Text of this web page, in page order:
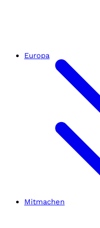
Mitmachen
Europa